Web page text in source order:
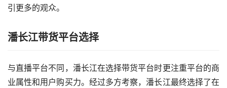
引更多的观众。
潘长江带货平台选择
与直播平台不同，潘长江在选择带货平台时更注重平台的商
业属性和用户购买力。经过多方考察，潘长江最终选择了在